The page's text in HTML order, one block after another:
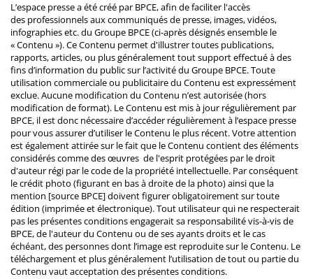
L’espace presse a été créé par BPCE, afin de faciliter l'accès
des professionnels aux communiqués de presse, images, vidéos,
infographies etc. du Groupe BPCE (ci-après désignés ensemble le
« Contenu »). Ce Contenu permet d'illustrer toutes publications,
rapports, articles, ou plus généralement tout support effectué à des
fins d’information du public sur l’activité du Groupe BPCE. Toute
utilisation commerciale ou publicitaire du Contenu est expressément
exclue. Aucune modification du Contenu n’est autorisée (hors
modification de format). Le Contenu est mis à jour régulièrement par
BPCE, il est donc nécessaire d’accéder régulièrement à l’espace presse
pour vous assurer d’utiliser le Contenu le plus récent. Votre attention
est également attirée sur le fait que le Contenu contient des éléments
considérés comme des œuvres de l'esprit protégées par le droit
d'auteur régi par le code de la propriété intellectuelle. Par conséquent
le crédit photo (figurant en bas à droite de la photo) ainsi que la
mention [source BPCE] doivent figurer obligatoirement sur toute
édition (imprimée et électronique). Tout utilisateur qui ne respecterait
pas les présentes conditions engagerait sa responsabilité vis-à-vis de
BPCE, de l'auteur du Contenu ou de ses ayants droits et le cas
échéant, des personnes dont l’image est reproduite sur le Contenu. Le
téléchargement et plus généralement l’utilisation de tout ou partie du
Contenu vaut acceptation des présentes conditions.